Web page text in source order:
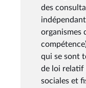
des
organismes
qui se sont
de loi relatif
sociales et